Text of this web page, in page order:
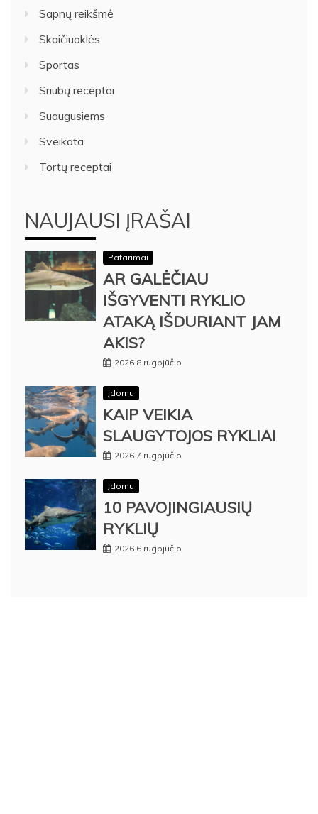
Sapnų reikšmė
Skaičiuoklės
Sportas
Sriubų receptai
Suaugusiems
Sveikata
Tortų receptai
NAUJAUSI ĮRAŠAI
Patarimai
AR GALĖČIAU
IŠGYVENTI RYKLIO
ATAKĄ IŠDURIANT JAM
AKIS?
2026 8 rugpjūčio
Įdomu
KAIP VEIKIA
SLAUGYTOJOS RYKLIAI
2026 7 rugpjūčio
Įdomu
10 PAVOJINGIAUSIŲ
RYKLIŲ
2026 6 rugpjūčio